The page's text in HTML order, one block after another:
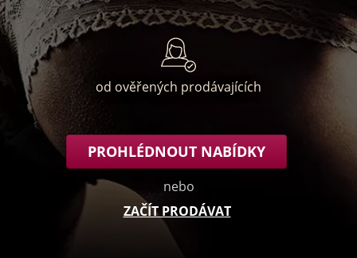
od ověřených prodávajících
PROHLÉDNOUT NABÍDKY
nebo
ZAČÍT PRODÁVAT